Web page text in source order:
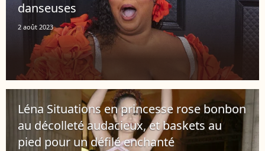
danseuses
2 août 2023
Léna Situations en princesse rose bonbon
au décolleté audacieux, et baskets au
pied pour un défilé enchanté